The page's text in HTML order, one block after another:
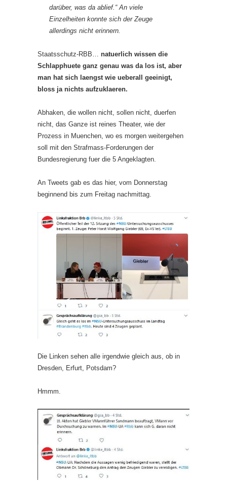
darüber, was da ablief.“ An viele
Einzelheiten konnte sich der Zeuge
allerdings nicht erinnern.
Staatsschutz-RBB… natuerlich wissen die
Schlapphuete ganz genau was da los ist, aber
man hat sich laengst wie ueberall geeinigt,
bloss ja nichts aufzuklaeren.
Abhaken, die wollen nicht, sollen nicht, duerfen
nicht, das Ganze ist reines Theater, wie der
Prozess in Muenchen, wo es morgen weitergehen
soll mit den Strafmass-Forderungen der
Bundesregierung fuer die 5 Angeklagten.
An Tweets gab es das hier, vom Donnerstag
beginnend bis zum Freitag nachmittag.
Die Linken sehen alle irgendwie gleich aus, ob in
Dresden, Erfurt, Potsdam?
Hmmm.